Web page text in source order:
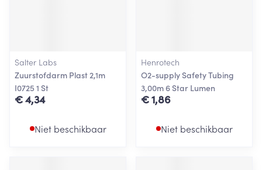
Salter Labs
Zuurstofdarm Plast 2,1m
I0725 1 St
€ 4,34
Niet beschikbaar
Henrotech
O2-supply Safety Tubing
3,00m 6 Star Lumen
€ 1,86
Niet beschikbaar